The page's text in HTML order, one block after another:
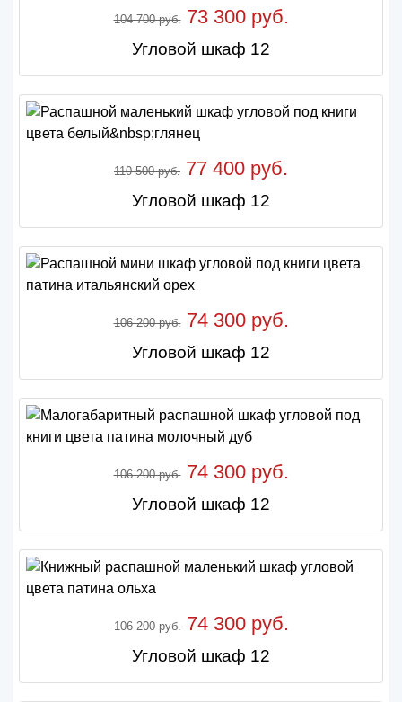
104 700 руб.73 300 руб.
Угловой шкаф 12
110 500 руб. 77 400 руб.
Угловой шкаф 12
106 200 руб.74 300 руб.
Угловой шкаф 12
106 200 руб.74 300 руб.
Угловой шкаф 12
106 200 руб.74 300 руб.
Угловой шкаф 12